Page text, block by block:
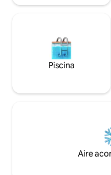
Piscina
Aire